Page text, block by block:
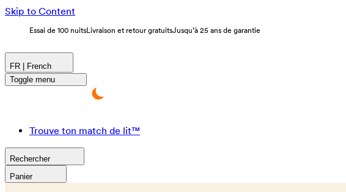
Skip to Content
Essai de 100 nuitsLivraison et retour gratuitsJusqu’à 25 ans de garantie
FR | French
Toggle menu
Trouve ton match de lit™
Rechercher
Panier